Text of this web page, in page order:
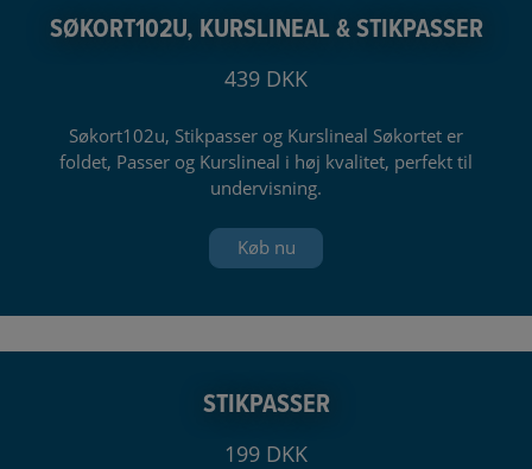
SØKORT102U, KURSLINEAL & STIKPASSER
439 DKK
Søkort102u, Stikpasser og Kurslineal Søkortet er
foldet, Passer og Kurslineal i høj kvalitet, perfekt til
undervisning.
Køb nu
STIKPASSER
199 DKK